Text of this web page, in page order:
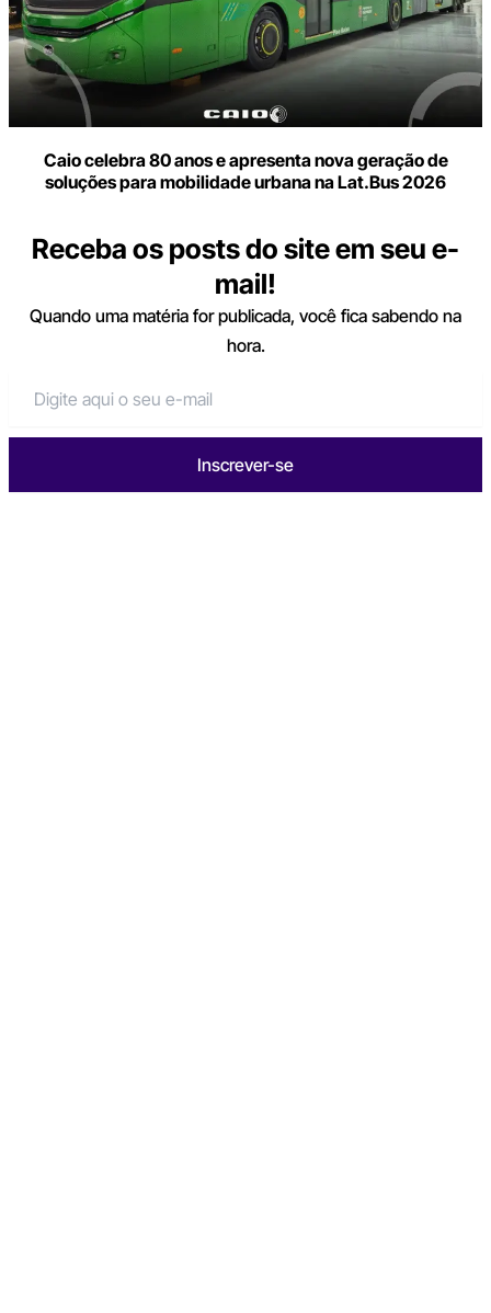
Caio celebra 80 anos e apresenta nova geração de
soluções para mobilidade urbana na Lat.Bus 2026
Receba os posts do site em seu e-
mail!
Quando uma matéria for publicada, você fica sabendo na
hora.
Inscrever-se